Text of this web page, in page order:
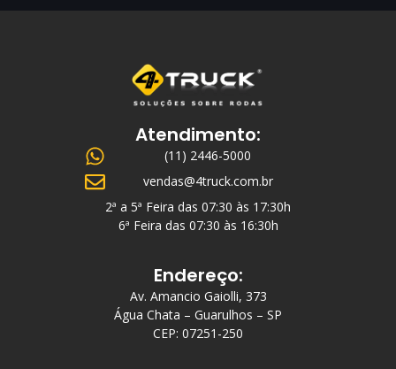
Atendimento:
(11) 2446-5000
vendas@4truck.com.br
2ª a 5ª Feira das 07:30 às 17:30h
6ª Feira das 07:30 às 16:30h
Endereço:
Av. Amancio Gaiolli, 373
Água Chata – Guarulhos – SP
CEP: 07251-250